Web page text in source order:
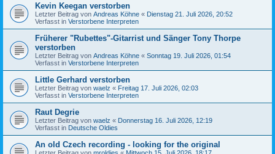
Kevin Keegan verstorben
Letzter Beitrag von Andreas Köhne « Dienstag 21. Juli 2026, 20:52
Verfasst in Verstorbene Interpreten
Früherer "Rubettes"-Gitarrist und Sänger Tony Thorpe
verstorben
Letzter Beitrag von Andreas Köhne « Sonntag 19. Juli 2026, 01:54
Verfasst in Verstorbene Interpreten
Little Gerhard verstorben
Letzter Beitrag von waelz « Freitag 17. Juli 2026, 02:03
Verfasst in Verstorbene Interpreten
Raut Degrie
Letzter Beitrag von waelz « Donnerstag 16. Juli 2026, 12:19
Verfasst in Deutsche Oldies
An old Czech recording - looking for the original
Letzter Beitrag von mroldies « Mittwoch 15. Juli 2026, 18:17